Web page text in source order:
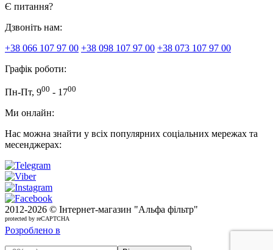
Є питання?
Дзвоніть нам:
+38 066 107 97 00 +38 098 107 97 00 +38 073 107 97 00
Графік роботи:
Пн-Пт, 900 - 1700
Ми онлайн:
Нас можна знайти у всіх популярних соціальних мережах та
месенджерах:
2012-2026 © Інтернет-магазин "Альфа фільтр"
protected by reCAPTCHA
Розроблено в